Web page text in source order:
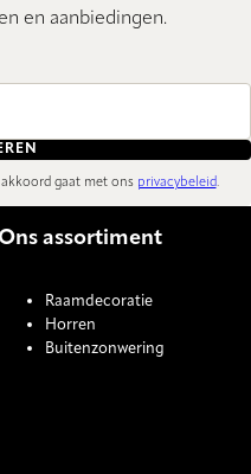
en aanbiedingen.
gaat met ons privacybeleid.
Ons assortiment
Raamdecoratie
Horren
Buitenzonwering